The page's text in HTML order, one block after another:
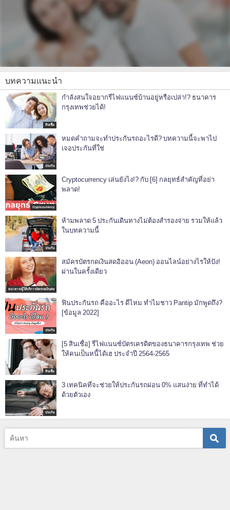
บทความแนะนำ
สินเชื่อ
กำลังสนใจอยากรีไฟแนนซ์บ้านอยู่หรือเปล่า!? ธนาคาร
กรุงเทพช่วยได้!
ประกัน
หมดคำถามจะทำประกันรถอะไรดี? บทความนี้จะพาไป
เจอประกันที่ใช่
Cryptocurrency
Cryptocurrency เล่นยังไง!? กับ [6] กลยุทธ์สำคัญที่อย่า
พลาด!
ประกัน
ห้ามพลาด 5 ประกันเดินทางไม่ต้องสํารองจ่าย รวมให้แล้ว
ในบทความนี้
ธนาคาร/ผู้ให้บริการบัตรกดเงินสด
สมัครบัตรกดเงินสดอิออน (Aeon) ออนไลน์อย่างไรให้ปัง!
ผ่านในครั้งเดียว
ประกัน
ฟินประกันรถ คืออะไร ดีไหม ทำไมชาว Pantip มักพูดถึง?
[ข้อมูล 2022]
สินเชื่อ
[5 สินเชื่อ] รีไฟแนนซ์บัตรเครดิตของธนาคารกรุงเทพ ช่วย
ให้คนเป็นหนี้ได้เฮ ประจำปี 2564-2565
ประกัน
3 เทคนิคที่จะช่วยให้ประกันรถผ่อน 0% แสนง่าย ที่ทำได้
ด้วยตัวเอง